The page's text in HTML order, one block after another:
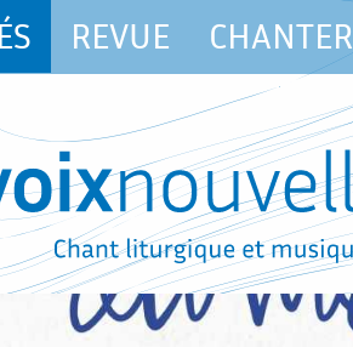
REVUE CHANTER